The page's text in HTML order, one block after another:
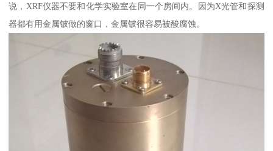
说，XRF仪器不要和化学实验室在同一个房间内。因为X光管和探测
器都有用金属铍做的窗口，金属铍很容易被酸腐蚀。